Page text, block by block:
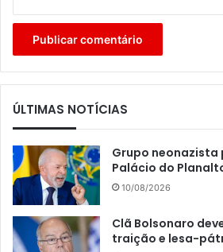
ÚLTIMAS NOTÍCIAS
Grupo neonazista
Palácio do
10/08/2026
Clã Bolsonaro
traição e lesa-